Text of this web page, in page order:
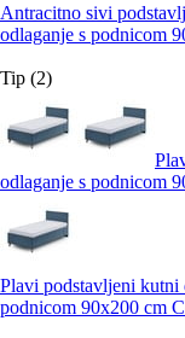
Antracitno sivi
odlaganje s podnicom
Tip (2)
odlaganje s podnicom
Plavi podstavljeni kutni
podnicom 90x200 cm